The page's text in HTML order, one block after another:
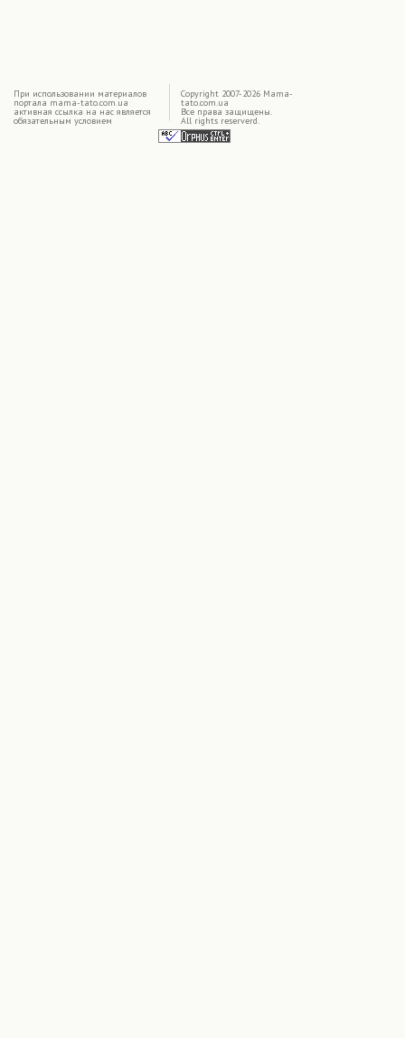
При использовании материалов
портала mama-tato.com.ua
активная ссылка на нас является
обязательным условием
Copyright 2007-2026 Mama-
tato.com.ua
Все права защищены.
All rights reserverd.